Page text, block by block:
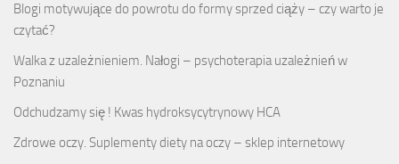
Blogi motywujące do powrotu do formy sprzed ciąży – czy warto je
czytać?
Walka z uzależnieniem. Nałogi – psychoterapia uzależnień w
Poznaniu
Odchudzamy się ! Kwas hydroksycytrynowy HCA
Zdrowe oczy. Suplementy diety na oczy – sklep internetowy